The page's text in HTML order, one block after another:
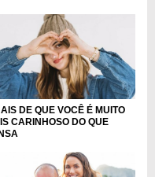
DE QUE VOCÊ É MUITO
CARINHOSO DO QUE